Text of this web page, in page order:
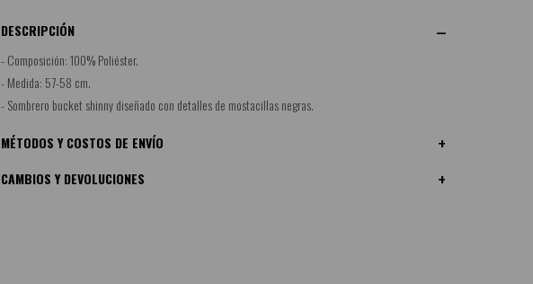
DESCRIPCIÓN
- Composición: 100% Poliéster.
- Medida: 57-58 cm.
- Sombrero bucket shinny diseñado con detalles de mostacillas negras.
MÉTODOS Y COSTOS DE ENVÍO
CAMBIOS Y DEVOLUCIONES